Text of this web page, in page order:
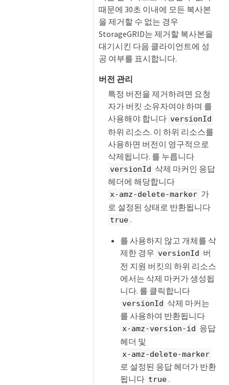
때문에 30초 이내에 모든 복사본
을 제거할 수 없는 경우
StorageGRID는 제거할 복사본을
대기시킨 다음 클라이언트에 성
공 여부를 표시합니다.
버전 관리
특정 버전을 제거하려면 요청
자가 버킷 소유자여야 하며 를
사용해야 합니다 versionId
하위 리소스. 이 하위 리소스를
사용하면 버전이 영구적으로
삭제됩니다. 를 누릅니다
versionId 삭제 마커인 응답
헤더에 해당합니다
x-amz-delete-marker 가
로 설정된 상태로 반환됩니다
true .
를 사용하지 않고 개체를 삭
제한 경우 versionId 버
전 지원 버킷의 하위 리소스
에서는 삭제 마커가 생성됩
니다. 를 클릭합니다
versionId 삭제 마커는
를 사용하여 반환됩니다
x-amz-version-id 응답
헤더 및
x-amz-delete-marker
로 설정된 응답 헤더가 반환
됩니다 true .